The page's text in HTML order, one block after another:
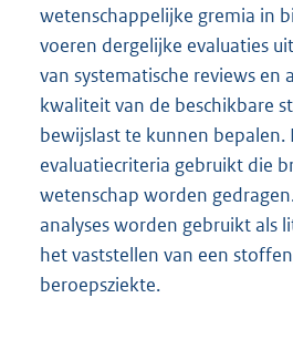
wetenschappelijke gremia in
voeren dergelijke evaluaties
van systematische reviews en
kwaliteit van de beschikbare
bewijslast te kunnen
evaluatiecriteria gebruikt die
wetenschap worden
analyses worden gebruikt als
het vaststellen van een
beroepsziekte.